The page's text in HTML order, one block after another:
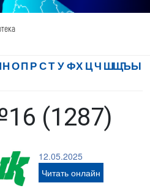
НОП РСТ УФХ ЦЧ ШЩЪЫ
(1287)
12.05.2025
Читать онлайн